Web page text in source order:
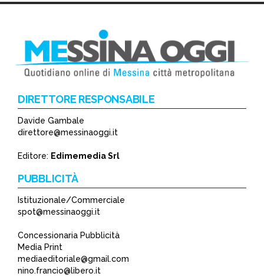
DIRETTORE RESPONSABILE
Davide Gambale
direttore@messinaoggi.it
Editore: Edimemedia Srl
PUBBLICITÀ
Istituzionale/Commerciale
spot@messinaoggi.it
Concessionaria Pubblicità
Media Print
mediaeditoriale@gmail.com
nino.francio@libero.it